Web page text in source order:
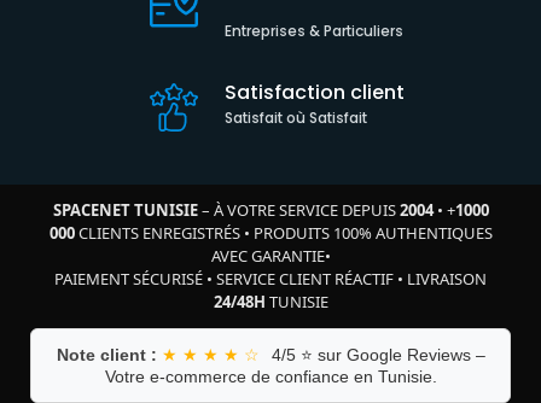
Entreprises & Particuliers
Satisfaction client
Satisfait où Satisfait
SPACENET TUNISIE– À VOTRE SERVICE DEPUIS2004• +1000
000CLIENTS ENREGISTRÉS• PRODUITS 100% AUTHENTIQUES
AVEC GARANTIE•
PAIEMENT SÉCURISÉ • SERVICE CLIENT RÉACTIF • LIVRAISON
24/48H TUNISIE
Note client : ★ ★ ★ ★ ☆
4/5 ⭐ sur Google Reviews –
Votre e-commerce de confiance en Tunisie.